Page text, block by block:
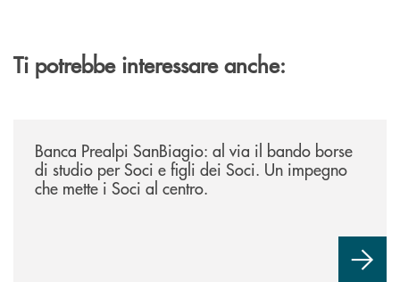
Ti potrebbe interessare anche:
Banca Prealpi SanBiagio: al via il bando borse
di studio per Soci e figli dei Soci. Un impegno
che mette i Soci al centro.